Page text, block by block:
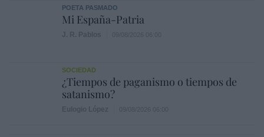
POETA PASMADO
Mi España-Patria
SOCIEDAD
¿Tiempos de paganismo o tiempos de
satanismo?